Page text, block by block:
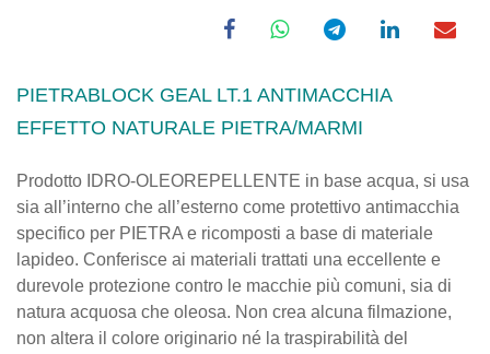
PIETRABLOCK GEAL LT.1 ANTIMACCHIA
EFFETTO NATURALE PIETRA/MARMI
Prodotto IDRO-OLEOREPELLENTE in base acqua, si usa
sia all’interno che all’esterno come protettivo antimacchia
specifico per PIETRA e ricomposti a base di materiale
lapideo. Conferisce ai materiali trattati una eccellente e
durevole protezione contro le macchie più comuni, sia di
natura acquosa che oleosa. Non crea alcuna filmazione,
non altera il colore originario né la traspirabilità del